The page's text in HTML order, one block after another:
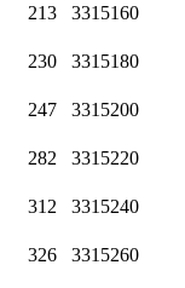
213
3315160
230
3315180
247
3315200
282
3315220
312
3315240
326 3315260